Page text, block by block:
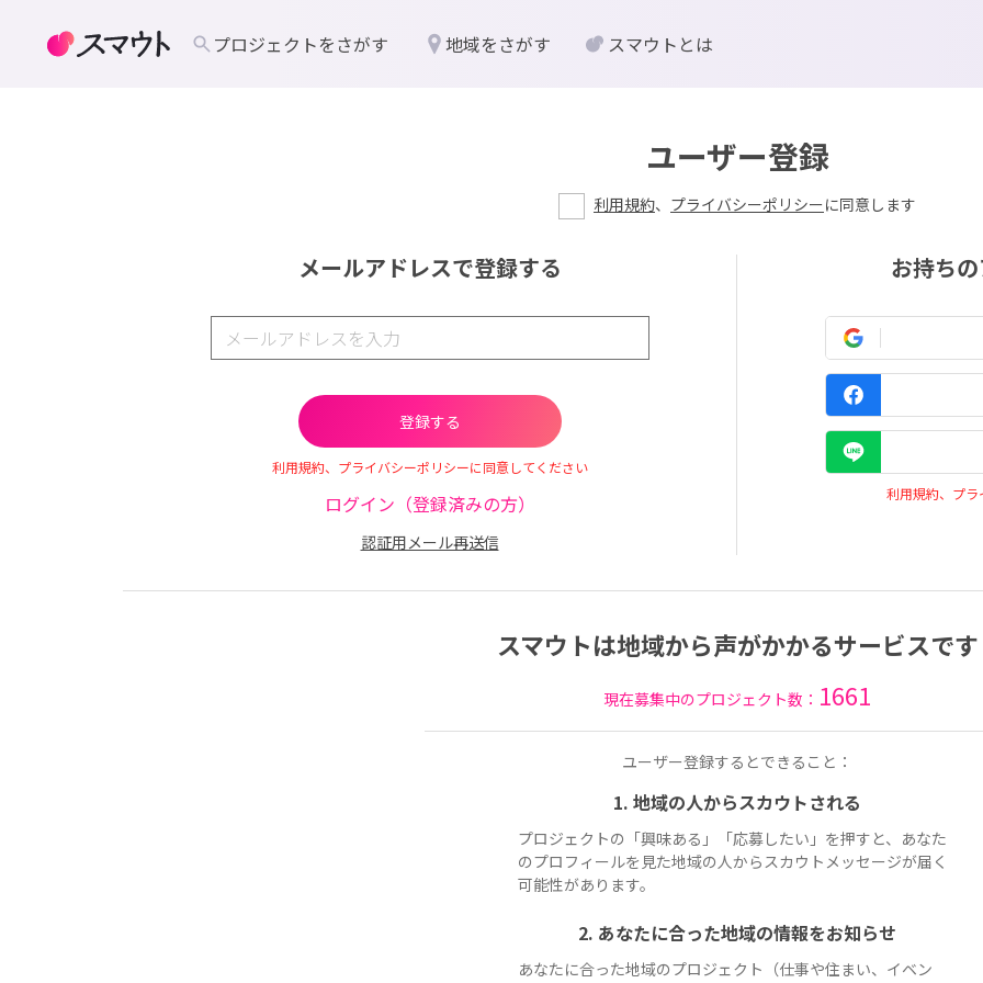
ユーザー登録
利用規約、 プライバシーポリシーに同意します
メールアドレスで登録する
利用規約、プライバシーポリシーに同意してください
ログイン（登録済みの方）
認証用メール再送信
お持ち
利用規約、プ
スマウトは地域から声がかかるサービスです
現在募集中のプロジェクト数： 1661
ユーザー登録するとできること：
1. 地域の人からスカウトされる
プロジェクトの「興味ある」「応募したい」を押すと、あなた
のプロフィールを見た地域の人からスカウトメッセージが届く
可能性があります。
2. あなたに合った地域の情報をお知らせ
あなたに合った地域のプロジェクト（仕事や住まい、イベン
プロジェクトをさがす 地域をさがす スマウトとは